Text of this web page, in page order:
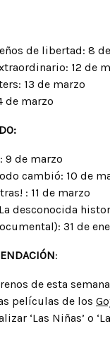
de libertad: 8
12 de
13 de marzo
de marzo
9 de marzo
cambió: 10 de
: 11 de marzo
desconocida
31 de
:
de esta
películas de los
‘Las Niñas’ o